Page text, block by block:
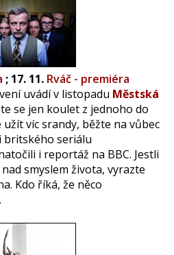
; 17. 11. Rváč - premiéra
uvádí v listopadu Městská
se jen koulet z jednoho do
víc srandy, běžte na vůbec
britského seriálu
i reportáž na BBC. Jestli
smyslem života, vyrazte
Kdo říká, že něco